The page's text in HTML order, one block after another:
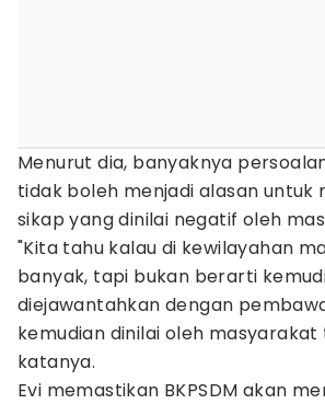
Menurut dia, banyaknya
tidak boleh menjadi alasan untuk
sikap yang dinilai negatif oleh
"Kita tahu kalau di kewilayahan
banyak, tapi bukan berarti
diejawantahkan dengan
kemudian dinilai oleh masyarakat
katanya.
Evi memastikan BKPSDM akan